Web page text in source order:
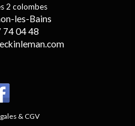
2 colombes
les-Bains
74 04 48
& CGV